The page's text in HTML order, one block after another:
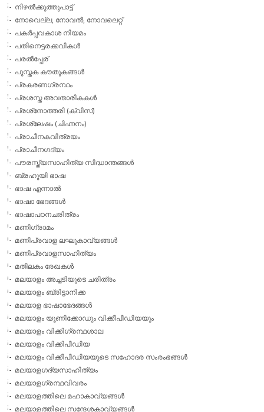
നിഴല്‍ക്കുത്തുപാട്ട്
നോവെല്ല, നോവല്‍, നോവലെറ്റ്
പകര്‍പ്പവകാശ നിയമം
പതിനെട്ടരക്കവികള്‍
പരല്‍പ്പേര്
പുസ്തക കൗതുകങ്ങള്‍
പ്രകരണഗ്രന്ഥം
പ്രശസ്ത അവതാരികകള്‍
പ്രശ്‌നോത്തരി (ക്വിസ്)
പ്രശ്ലേഷം (ചിഹ്നനം)
പ്രാചീനകവിത്രയം
പ്രാചീനഗദ്യം
പൗരസ്ത്യസാഹിത്യ സിദ്ധാന്തങ്ങള്‍
ബ്രഹൂയി ഭാഷ
ഭാഷ എന്നാല്‍
ഭാഷാ ഭേദങ്ങള്‍
ഭാഷാപഠനചരിത്രം
മണിഗ്രാമം
മണിപ്രവാള ലഘുകാവ്യങ്ങള്‍
മണിപ്രവാളസാഹിത്യം
മതിലകം രേഖകള്‍
മലയാളം അച്ചടിയുടെ ചരിത്രം
മലയാളം ബ്രിട്ടാനിക്ക
മലയാള ഭാഷാഭേദങ്ങള്‍
മലയാളം യൂണിക്കോഡും വിക്കീപീഡിയയും
മലയാളം വിക്കിഗ്രന്ഥശാല
മലയാളം വിക്കിപീഡിയ
മലയാളം വിക്കീപീഡിയയുടെ സഹോദര സംരംഭങ്ങള്‍
മലയാളഗദ്യസാഹിത്യം
മലയാളഗ്രന്ഥവിവരം
മലയാളത്തിലെ മഹാകാവ്യങ്ങള്‍
മലയാളത്തിലെ സന്ദേശകാവ്യങ്ങള്‍